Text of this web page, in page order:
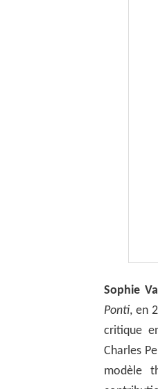
Sophie
Ponti, en
critique
Charles
modèle